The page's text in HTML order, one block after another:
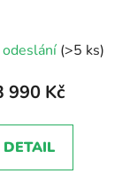
hodnocení
produktu
5,0
z
(>5 ks)
990 Kč
DETAIL